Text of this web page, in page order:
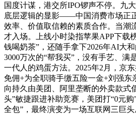
国度计谋，港交所IPO锣声不停。九
底层逻辑的显影——中国消费市场正
效率、价值取信赖的素质合作。当潮
才入场。上线小时染指苹果APP下载
钱喝奶茶”，还随手拿下2026年AI大
3000万次的“帮我买”，没有手艺、满
一代人的鸡蛋方法。2025年2月，京
免佣+为全职骑手缴五险一金+刘强东
向持久由美团、阿里垄断的外卖款式
头”敏捷跟进补助竞赛，美团打“0元
全包”，最终演变为一场互联网三巨